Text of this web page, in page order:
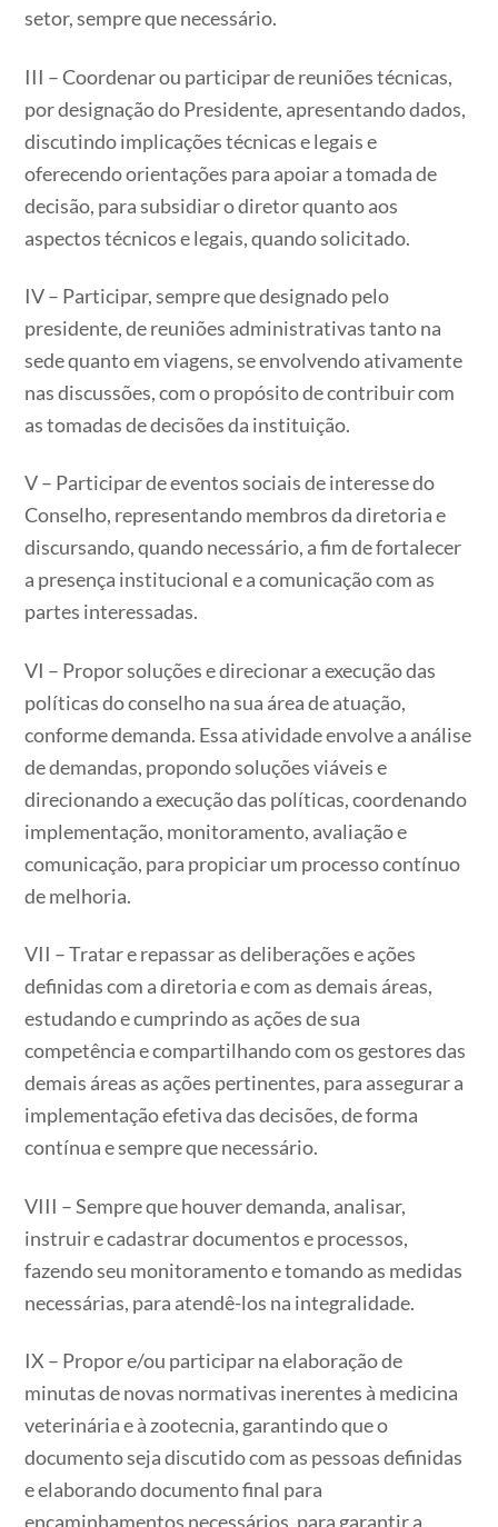
setor, sempre que necessário.
III – Coordenar ou participar de reuniões técnicas,
por designação do Presidente, apresentando dados,
discutindo implicações técnicas e legais e
oferecendo orientações para apoiar a tomada de
decisão, para subsidiar o diretor quanto aos
aspectos técnicos e legais, quando solicitado.
IV – Participar, sempre que designado pelo
presidente, de reuniões administrativas tanto na
sede quanto em viagens, se envolvendo ativamente
nas discussões, com o propósito de contribuir com
as tomadas de decisões da instituição.
V – Participar de eventos sociais de interesse do
Conselho, representando membros da diretoria e
discursando, quando necessário, a fim de fortalecer
a presença institucional e a comunicação com as
partes interessadas.
VI – Propor soluções e direcionar a execução das
políticas do conselho na sua área de atuação,
conforme demanda. Essa atividade envolve a análise
de demandas, propondo soluções viáveis e
direcionando a execução das políticas, coordenando
implementação, monitoramento, avaliação e
comunicação, para propiciar um processo contínuo
de melhoria.
VII – Tratar e repassar as deliberações e ações
definidas com a diretoria e com as demais áreas,
estudando e cumprindo as ações de sua
competência e compartilhando com os gestores das
demais áreas as ações pertinentes, para assegurar a
implementação efetiva das decisões, de forma
contínua e sempre que necessário.
VIII – Sempre que houver demanda, analisar,
instruir e cadastrar documentos e processos,
fazendo seu monitoramento e tomando as medidas
necessárias, para atendê-los na integralidade.
IX – Propor e/ou participar na elaboração de
minutas de novas normativas inerentes à medicina
veterinária e à zootecnia, garantindo que o
documento seja discutido com as pessoas definidas
e elaborando documento final para
encaminhamentos necessários, para garantir a